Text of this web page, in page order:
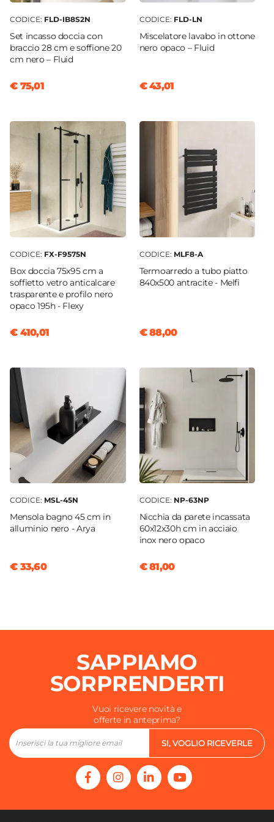
Non incluso
Applique
Non inclusa
CODICE: FLD-IB8S2N
Set incasso doccia con
braccio 28 cm e soffione 20
cm nero – Fluid
€ 75,01
CODICE: FLD-LN
Miscelatore lavabo in ottone
nero opaco – Fluid
€ 43,01
CODICE: FX-F9575N
Box doccia 75x95 cm a
soffietto vetro anticalcare
trasparente e profilo nero
opaco 195h - Flexy
€ 410,01
CODICE: MLF8-A
Termoarredo a tubo piatto
840x500 antracite - Melfi
€ 88,00
CODICE: MSL-45N
Mensola bagno 45 cm in
alluminio nero - Arya
€ 33,60
CODICE: NP-63NP
Nicchia da parete incassata
60x12x30h cm in acciaio
inox nero opaco
€ 81,00
SAPPIAMO
SORPRENDERTI
Vuoi ricevere novità e
offerte in anteprima?
SI, VOGLIO RICEVERLE